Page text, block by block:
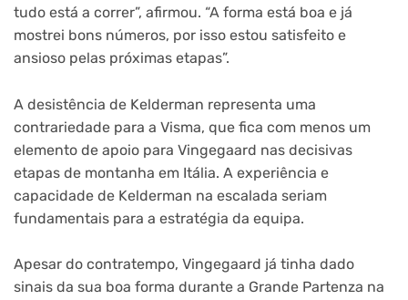
tudo está a correr”, afirmou. “A forma está boa e já
mostrei bons números, por isso estou satisfeito e
ansioso pelas próximas etapas”.
A desistência de Kelderman representa uma
contrariedade para a Visma, que fica com menos um
elemento de apoio para Vingegaard nas decisivas
etapas de montanha em Itália. A experiência e
capacidade de Kelderman na escalada seriam
fundamentais para a estratégia da equipa.
Apesar do contratempo, Vingegaard já tinha dado
sinais da sua boa forma durante a Grande Partenza na